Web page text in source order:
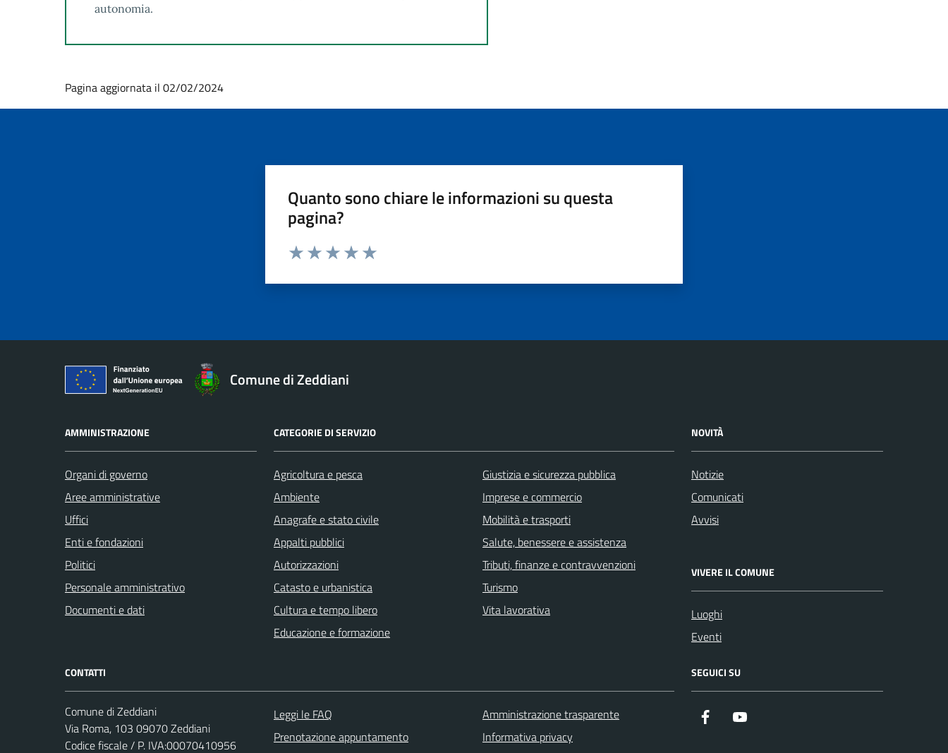
autonomia.
Pagina aggiornata il 02/02/2024
Quanto sono chiare le informazioni su questa
pagina?
Comune di Zeddiani
AMMINISTRAZIONE
Organi di governo
Aree amministrative
Uffici
Enti e fondazioni
Politici
Personale amministrativo
Documenti e dati
CATEGORIE DI SERVIZIO
Agricoltura e pesca
Ambiente
Anagrafe e stato civile
Appalti pubblici
Autorizzazioni
Catasto e urbanistica
Cultura e tempo libero
Educazione e formazione
Giustizia e sicurezza pubblica
Imprese e commercio
Mobilità e trasporti
Salute, benessere e assistenza
Tributi, finanze e contravvenzioni
Turismo
Vita lavorativa
NOVITÀ
Notizie
Comunicati
Avvisi
VIVERE IL COMUNE
Luoghi
Eventi
CONTATTI
Comune di Zeddiani
Via Roma, 103 09070 Zeddiani
Codice fiscale / P. IVA:00070410956
Leggi le FAQ
Prenotazione appuntamento
Amministrazione trasparente
Informativa privacy
SEGUICI SU
Facebook